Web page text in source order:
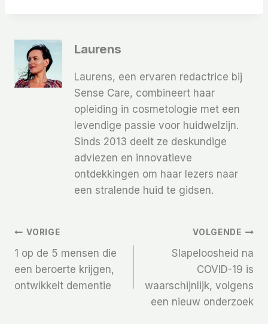
Laurens
Laurens, een ervaren redactrice bij
Sense Care, combineert haar
opleiding in cosmetologie met een
levendige passie voor huidwelzijn.
Sinds 2013 deelt ze deskundige
adviezen en innovatieve
ontdekkingen om haar lezers naar
een stralende huid te gidsen.
Bericht
Navigatie
VORIGE
1 op de 5 mensen die
een beroerte krijgen,
ontwikkelt dementie
VOLGENDE
Slapeloosheid na
COVID-19 is
waarschijnlijk, volgens
een nieuw onderzoek